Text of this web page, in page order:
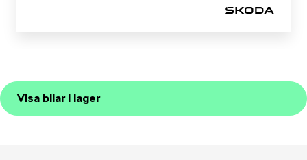
Visa bilar i lager